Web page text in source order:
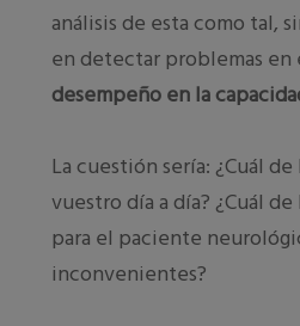
análisis de esta como tal,
en detectar problemas en
desempeño en la
La cuestión sería: ¿Cuál
vuestro día a día? ¿Cuál
para el paciente
inconvenientes?